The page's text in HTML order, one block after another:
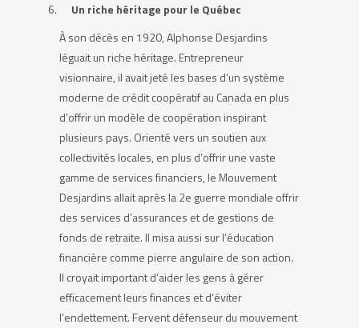
Un riche héritage pour le Québec
À son décès en 1920, Alphonse Desjardins
léguait un riche héritage. Entrepreneur
visionnaire, il avait jeté les bases d’un système
moderne de crédit coopératif au Canada en plus
d’offrir un modèle de coopération inspirant
plusieurs pays. Orienté vers un soutien aux
collectivités locales, en plus d’offrir une vaste
gamme de services financiers, le Mouvement
Desjardins allait après la 2e guerre mondiale offrir
des services d’assurances et de gestions de
fonds de retraite. Il misa aussi sur l’éducation
financière comme pierre angulaire de son action.
Il croyait important d’aider les gens à gérer
efficacement leurs finances et d’éviter
l’endettement. Fervent défenseur du mouvement